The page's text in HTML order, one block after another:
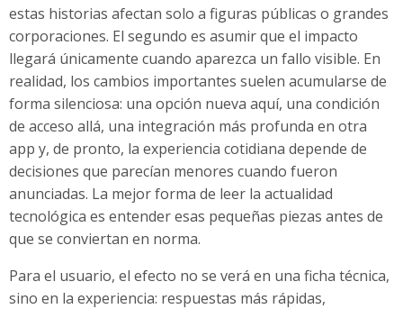
estas historias afectan solo a figuras públicas o grandes
corporaciones. El segundo es asumir que el impacto
llegará únicamente cuando aparezca un fallo visible. En
realidad, los cambios importantes suelen acumularse de
forma silenciosa: una opción nueva aquí, una condición
de acceso allá, una integración más profunda en otra
app y, de pronto, la experiencia cotidiana depende de
decisiones que parecían menores cuando fueron
anunciadas. La mejor forma de leer la actualidad
tecnológica es entender esas pequeñas piezas antes de
que se conviertan en norma.
Para el usuario, el efecto no se verá en una ficha técnica,
sino en la experiencia: respuestas más rápidas,